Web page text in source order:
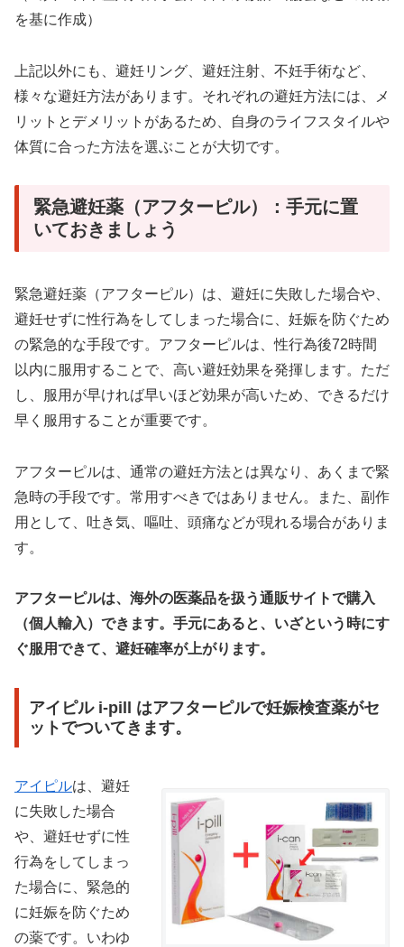
を基に作成）
上記以外にも、避妊リング、避妊注射、不妊手術など、
様々な避妊方法があります。それぞれの避妊方法には、メ
リットとデメリットがあるため、自身のライフスタイルや
体質に合った方法を選ぶことが大切です。
緊急避妊薬（アフターピル）：手元に置
いておきましょう
緊急避妊薬（アフターピル）は、避妊に失敗した場合や、
避妊せずに性行為をしてしまった場合に、妊娠を防ぐため
の緊急的な手段です。アフターピルは、性行為後72時間
以内に服用することで、高い避妊効果を発揮します。ただ
し、服用が早ければ早いほど効果が高いため、できるだけ
早く服用することが重要です。
アフターピルは、通常の避妊方法とは異なり、あくまで緊
急時の手段です。常用すべきではありません。また、副作
用として、吐き気、嘔吐、頭痛などが現れる場合がありま
す。
アフターピルは、海外の医薬品を扱う通販サイトで購入
（個人輸入）できます。手元にあると、いざという時にす
ぐ服用できて、避妊確率が上がります。
アイピル i-pill はアフターピルで妊娠検査薬がセ
ットでついてきます。
アイピルは、避妊
に失敗した場合
や、避妊せずに性
行為をしてしまっ
た場合に、緊急的
に妊娠を防ぐため
の薬です。いわゆ